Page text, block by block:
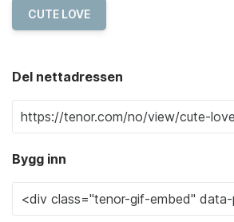
CUTE LOVE
Del nettadressen
Bygg inn